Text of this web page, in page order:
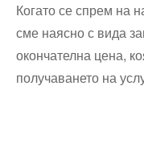
Когато се спрем на
сме наясно с вида
окончателна цена,
получаването на